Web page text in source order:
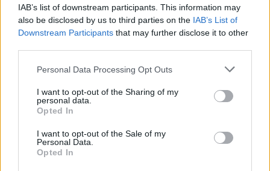
IAB’s list of downstream participants. This information may
also be disclosed by us to third parties on the IAB’s List of
Downstream Participants that may further disclose it to other
Please note that this website/app uses one or more Google
not limited to your visit or usage behaviour. You may click to
grant or deny consent to Google and its third-party tags to
use your data for below specified purposes in below Google
consent section.
Personal Data Processing Opt Outs
I want to opt-out of the Sharing of my
personal data.
Opted In
I want to opt-out of the Sale of my
Personal Data.
Opted In
έχει παρακολουθήσει και θεατρικά εργαστήρια
για να μπορέσει να δημιουργήσει πιο
όνειρό του στην Αθήνα. Τότε κατάφερε να
ξεχωρίσει κάνοντας κάποιες διασκευές
τραγουδιών, οι οποίες έγιναν viral στο TikTok.